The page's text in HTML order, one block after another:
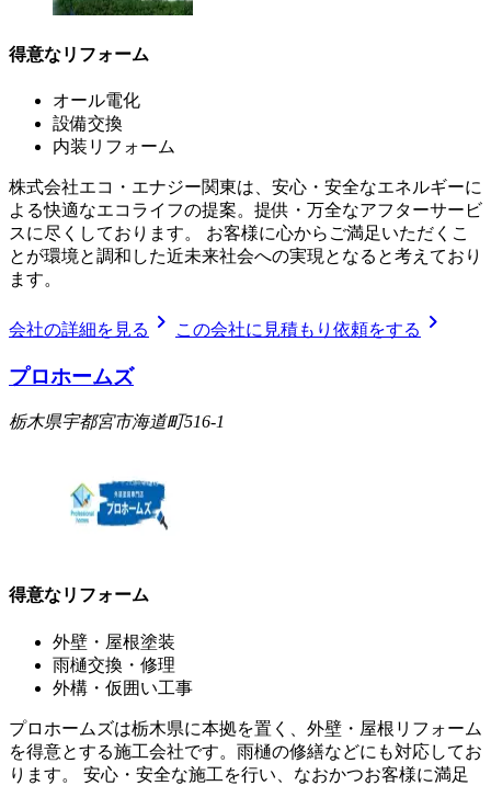
得意なリフォーム
オール電化
設備交換
内装リフォーム
株式会社エコ・エナジー関東は、安心・安全なエネルギーに
よる快適なエコライフの提案。提供・万全なアフターサービ
スに尽くしております。 お客様に心からご満足いただくこ
とが環境と調和した近未来社会への実現となると考えており
ます。
会社の詳細を見る chevron_right この会社に見積もり依頼をする chevron_right
プロホームズ
栃木県宇都宮市海道町516-1
得意なリフォーム
外壁・屋根塗装
雨樋交換・修理
外構・仮囲い工事
プロホームズは栃木県に本拠を置く、外壁・屋根リフォーム
を得意とする施工会社です。雨樋の修繕などにも対応してお
ります。 安心・安全な施工を行い、なおかつお客様に満足